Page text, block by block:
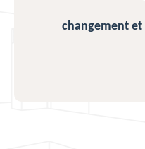
changement et